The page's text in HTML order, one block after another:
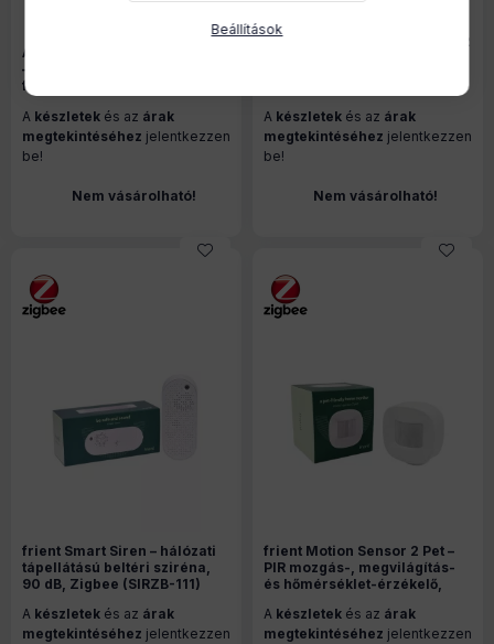
Aeotec Home Energy Meter 8
– fogyasztásmérő, három
fázisú, 3 x 60A áramváltóval,
A készletek és az árak
megtekintéséhez jelentkezzen
be!
Nem vásárolható!
frient Motion Sensor Pro – PIR
Zigbee (MOSZB-140)
A készletek és az árak
megtekintéséhez jelentkezzen
be!
Nem vásárolható!
frient Smart Siren – hálózati
tápellátású beltéri sziréna,
90 dB, Zigbee (SIRZB-111)
A készletek és az árak
megtekintéséhez jelentkezzen
frient Motion Sensor 2 Pet –
PIR mozgás-, megvilágítás-
és hőmérséklet-érzékelő,
A készletek és az árak
megtekintéséhez jelentkezzen
Beállítások